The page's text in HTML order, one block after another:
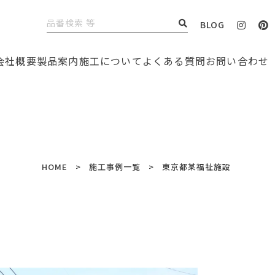
BLOG
社概要製品案内施工について よくある質問お問い合わせ
HOME 施工事例一覧 東京都某福祉施設